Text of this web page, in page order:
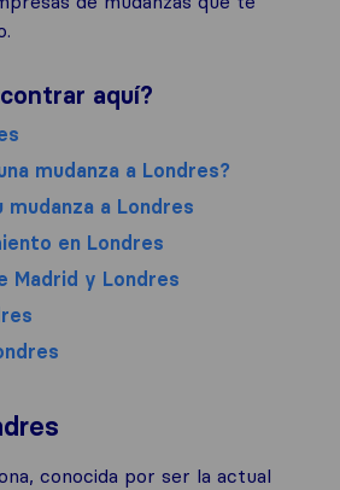
aquí?
mudanza a Londres?
a Londres
en Londres
Madrid y Londres
conocida por ser la actual